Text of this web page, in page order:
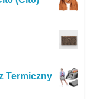
Termiczny